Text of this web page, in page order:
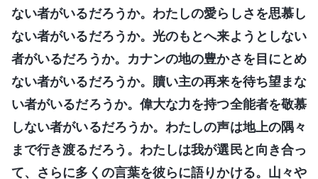
ない者がいるだろうか。わたしの愛らしさを思慕し
ない者がいるだろうか。光のもとへ来ようとしない
者がいるだろうか。カナンの地の豊かさを目にとめ
ない者がいるだろうか。贖い主の再来を待ち望まな
い者がいるだろうか。偉大な力を持つ全能者を敬慕
しない者がいるだろうか。わたしの声は地上の隅々
まで行き渡るだろう。わたしは我が選民と向き合っ
て、さらに多くの言葉を彼らに語りかける。山々や